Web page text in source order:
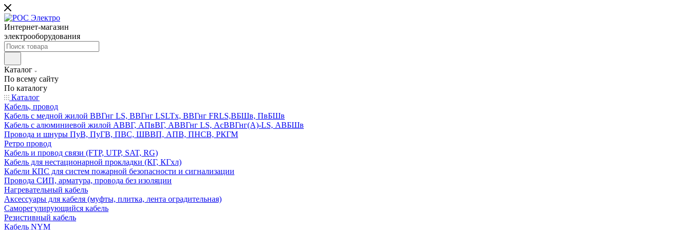
Интернет-магазин
электрооборудования
Каталог
По всему сайту
По каталогу
Каталог
Кабель, провод
Кабель с медной жилой ВВГнг LS, ВВГнг LSLTx, ВВГнг FRLS,ВБШв, ПвБШв
Кабель с алюминиевой жилой АВВГ, АПвВГ, АВВГнг LS, АсВВГнг(А)-LS, АВБШв
Провода и шнуры ПуВ, ПуГВ, ПВС, ШВВП, АПВ, ПНСВ, РКГМ
Ретро провод
Кабель и провод связи (FTP, UTP, SAT, RG)
Кабель для нестационарной прокладки (КГ, КГхл)
Кабели КПС для систем пожарной безопасности и сигнализации
Провода СИП, арматура, провода без изоляции
Нагревательный кабель
Аксессуары для кабеля (муфты, плитка, лента оградительная)
Саморегулирующийся кабель
Резистивный кабель
Кабель NYM